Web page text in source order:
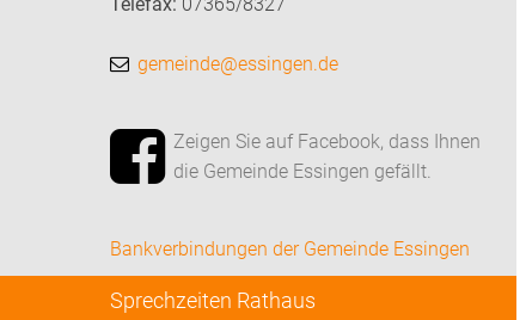
gemeinde@essingen.de
Zeigen Sie auf Facebook, dass Ihnen
die Gemeinde Essingen gefällt.
Bankverbindungen der Gemeinde Essingen
Sprechzeiten Rathaus